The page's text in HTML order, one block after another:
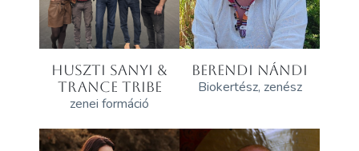
HUSZTI SANYI &
TRANCE TRIBE
zenei formáció
BERENDI NÁNDI
Biokertész, zenész